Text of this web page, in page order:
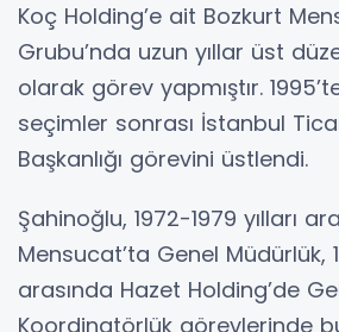
Koç Holding’e ait Bozkurt
Grubu’nda uzun yıllar üst
olarak görev yapmıştır.
seçimler sonrası İstanbul
Başkanlığı görevini üstlendi.
Şahinoğlu, 1972-1979 yılları
Mensucat’ta Genel Müdürlük,
arasında Hazet Holding’de
Koordinatörlük görevlerinde